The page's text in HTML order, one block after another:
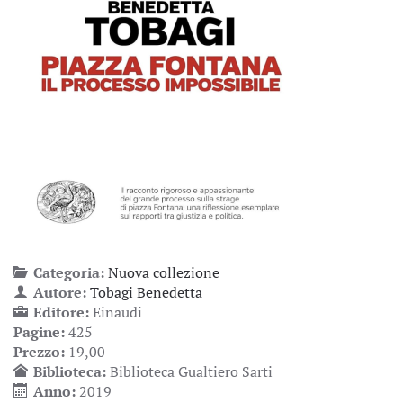
Categoria:Nuova collezione
Autore:Tobagi Benedetta
Editore:Einaudi
Pagine:425
Prezzo: 19,00
Biblioteca:Biblioteca Gualtiero Sarti
Anno: 2019